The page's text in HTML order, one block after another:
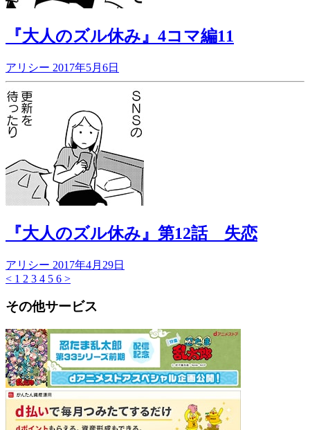
『大人のズル休み』4コマ編11
アリシー 2017年5月6日
『大人のズル休み』第12話 失恋
アリシー 2017年4月29日
< 1 2 3 4 5 6 >
その他サービス